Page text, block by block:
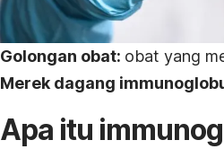
Golongan obat: obat yang
Merek dagang
Apa itu